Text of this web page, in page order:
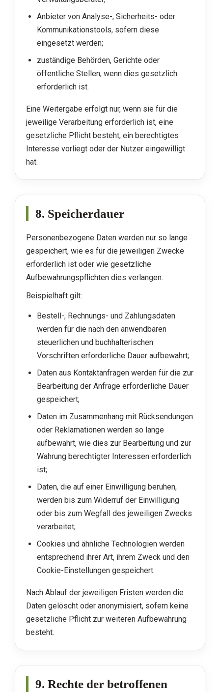
Anbieter von Analyse-, Sicherheits- oder
Kommunikationstools, sofern diese
eingesetzt werden;
zuständige Behörden, Gerichte oder
öffentliche Stellen, wenn dies gesetzlich
erforderlich ist.
Eine Weitergabe erfolgt nur, wenn sie für die
jeweilige Verarbeitung erforderlich ist, eine
gesetzliche Pflicht besteht, ein berechtigtes
Interesse vorliegt oder der Nutzer eingewilligt
hat.
8. Speicherdauer
Personenbezogene Daten werden nur so lange
gespeichert, wie es für die jeweiligen Zwecke
erforderlich ist oder wie gesetzliche
Aufbewahrungspflichten dies verlangen.
Beispielhaft gilt:
Bestell-, Rechnungs- und Zahlungsdaten
werden für die nach den anwendbaren
steuerlichen und buchhalterischen
Vorschriften erforderliche Dauer aufbewahrt;
Daten aus Kontaktanfragen werden für die zur
Bearbeitung der Anfrage erforderliche Dauer
gespeichert;
Daten im Zusammenhang mit Rücksendungen
oder Reklamationen werden so lange
aufbewahrt, wie dies zur Bearbeitung und zur
Wahrung berechtigter Interessen erforderlich
ist;
Daten, die auf einer Einwilligung beruhen,
werden bis zum Widerruf der Einwilligung
oder bis zum Wegfall des jeweiligen Zwecks
verarbeitet;
Cookies und ähnliche Technologien werden
entsprechend ihrer Art, ihrem Zweck und den
Cookie-Einstellungen gespeichert.
Nach Ablauf der jeweiligen Fristen werden die
Daten gelöscht oder anonymisiert, sofern keine
gesetzliche Pflicht zur weiteren Aufbewahrung
besteht.
9. Rechte der betroffenen